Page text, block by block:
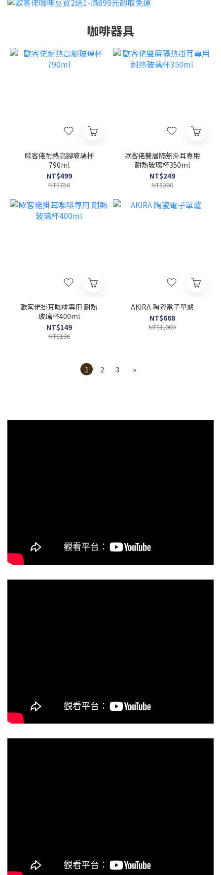
咖啡器具
歐客佬耐熱高腳玻璃杯
790ml
NT$499
NT$750
歐客佬雙層隔熱掛耳專用
耐熱玻璃杯350ml
NT$249
NT$360
歐客佬掛耳咖啡專用 耐熱
玻璃杯400ml
NT$149
NT$180
AKIRA 陶瓷電子單爐
NT$668
NT$1,000
1 2 3 »